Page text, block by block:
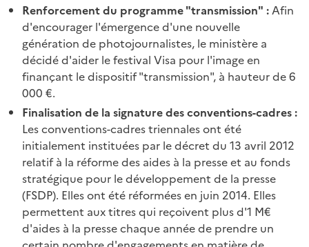
Renforcement du programme "transmission" :Afin
d'encourager l'émergence d'une nouvelle
génération de photojournalistes, le ministère a
décidé d'aider le festival Visa pour l'image en
finançant le dispositif "transmission", à hauteur de 6
000 €.
Finalisation de la signature des conventions-cadres :
Les conventions-cadres triennales ont été
initialement instituées par le décret du 13 avril 2012
relatif à la réforme des aides à la presse et au fonds
stratégique pour le développement de la presse
(FSDP). Elles ont été réformées en juin 2014. Elles
permettent aux titres qui reçoivent plus d'1 M€
d'aides à la presse chaque année de prendre un